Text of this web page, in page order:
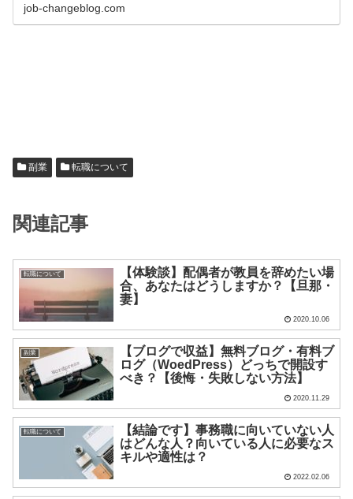
job-changeblog.com
副業 転職について
関連記事
転職について
【体験談】配偶者が教員を辞めたい場
合、あなたはどうしますか？【旦那・
妻】
2020.10.06
副業
【ブログで収益】無料ブログ・有料ブ
ログ（WoedPress）どっちで開設す
べき？【後悔・失敗しない方法】
2020.11.29
転職について
【結論です】事務職に向いていない人
はどんな人？向いている人に必要なス
キルや適性は？
2022.02.06